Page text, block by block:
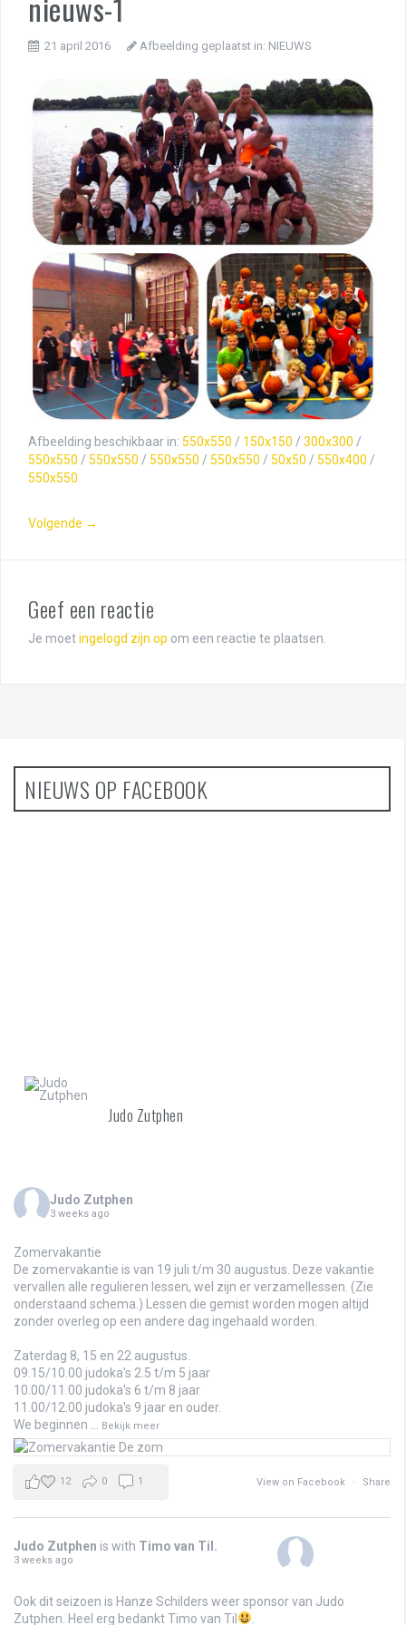
21 april 2016 Afbeelding geplaatst in: NIEUWS
Afbeelding beschikbaar in: 550x550 / 150x150 / 300x300 /
550x550 / 550x550 / 550x550 / 550x550 / 50x50 / 550x400 /
550x550
Volgende →
Geef een reactie
Je moetingelogd zijn op om een reactie te plaatsen.
NIEUWS OP FACEBOOK
Judo Zutphen
Judo Zutphen
3 weeks ago
Zomervakantie
De zomervakantie is van 19 juli t/m 30 augustus. Deze vakantie
vervallen alle regulieren lessen, wel zijn er verzamellessen. (Zie
onderstaand schema.) Lessen die gemist worden mogen altijd
zonder overleg op een andere dag ingehaald worden.
Zaterdag 8, 15 en 22 augustus.
09.15/10.00 judoka's 2.5 t/m 5 jaar
10.00/11.00 judoka's 6 t/m 8 jaar
11.00/12.00 judoka's 9 jaar en ouder.
We beginnen
Bekijk meer
View on Facebook · Share
12 0 1
Judo Zutphen is with Timo van Til.
3 weeks ago
Ook dit seizoen is Hanze Schilders weer sponsor van Judo
Zutphen. Heel erg bedankt Timo van Til